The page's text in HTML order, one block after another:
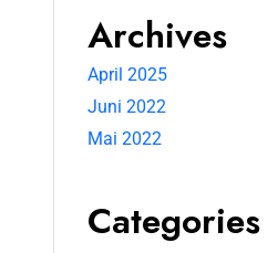
Archives
April 2025
Juni 2022
Mai 2022
Categories